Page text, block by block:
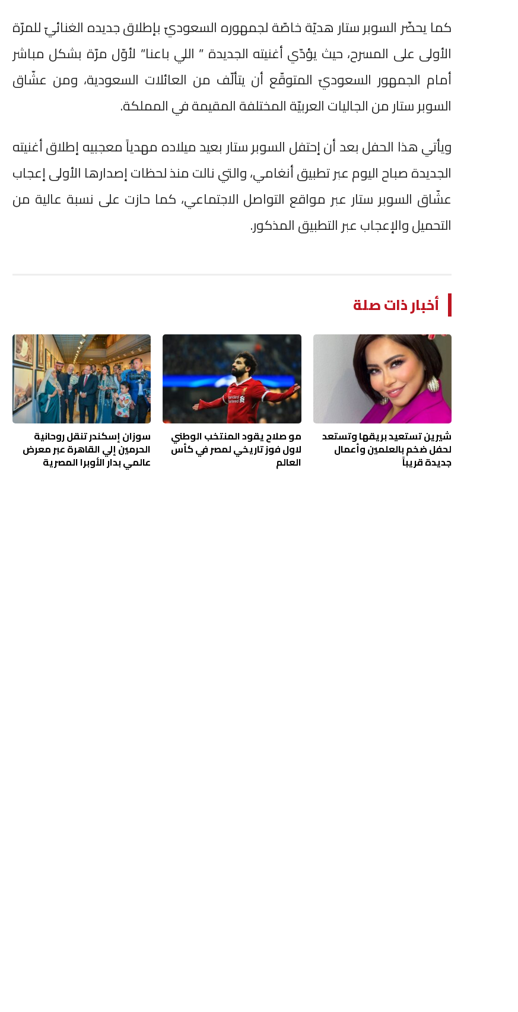
كما يحضّر السوبر ستار هديّة خاصّة لجمهوره السعوديّ بإطلاق جديده الغنائيّ للمرّة
الأولى على المسرح، حيث يؤدّي أغنيته الجديدة ” اللي باعنا” لأوّل مرّة بشكل مباشر
أمام الجمهور السعوديّ المتوقّع أن يتألّف من العائلات السعودية، ومن عشّاق
السوبر ستار من الجاليات العربيّة المختلفة المقيمة في المملكة.
ويأتي هذا الحفل بعد أن إحتفل السوبر ستار بعيد ميلاده مهدياً معجبيه إطلاق أغنيته
الجديدة صباح اليوم عبر تطبيق أنغامي، والتي نالت منذ لحظات إصدارها الأولى إعجاب
عشّاق السوبر ستار عبر مواقع التواصل الاجتماعي، كما حازت على نسبة عالية من
التحميل والإعجاب عبر التطبيق المذكور.
أخبار ذات صلة
شيرين تستعيد بريقها وتستعد
لحفل ضخم بالعلمين وأعمال
جديدة قريباً
مو صلاح يقود المنتخب الوطني
لاول فوز تاريخي لمصر في كأس
العالم
سوزان إسكندر تنقل روحانية
الحرمين إلي القاهرة عبر معرض
عالمي بدار الأوبرا المصرية